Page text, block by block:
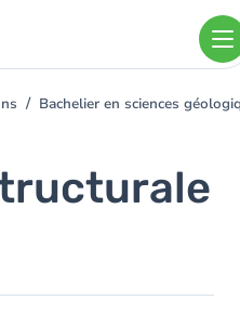
Bachelier en sciences